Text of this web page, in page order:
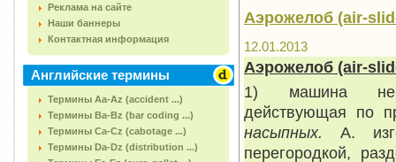
Реклама на сайте
Наши баннеры
Контактная информация
Английские термины
Термины Aa-Az (accident ...)
Термины Ba-Bz (bar coding ...)
Термины Ca-Cz (cabotage ...)
Термины Da-Dz (distribution ...)
Аэрожелоб (air-
12.01.2013
Аэрожелоб (air-
1) машина
действующая по
насыпных. А.
перегородкой,